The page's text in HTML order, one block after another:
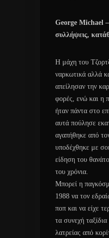
George Michael
συλλήψεις,
Η μάχη του
ναρκωτικά αλλά
απείλησαν την
φορές, ενώ και η
ήταν πάντα στο
αυτά πούλησε
αγαπήθηκε από
υποδέχθηκε με
είδηση του
του χρόνια.
Μπορεί η
1988 να τον
ποπ και να είχε
τα συνεχή
λατρείας από